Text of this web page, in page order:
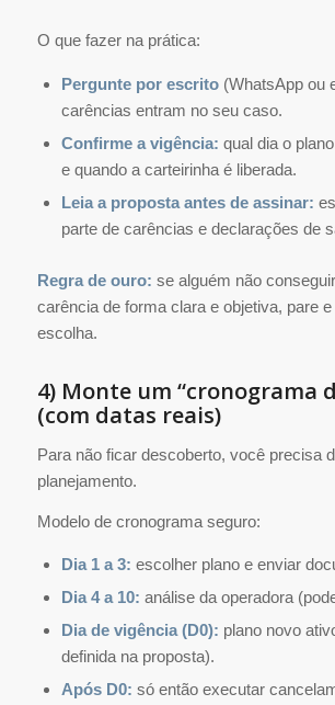
O que fazer na prática:
Pergunte por escrito(WhatsApp ou
carências entram no seu caso.
Confirme a vigência: qual dia o
e quando a carteirinha é liberada.
Leia a proposta antes de assinar:
parte de carências e declarações de
Regra de ouro: se alguém não
carência de forma clara e objetiva, pare
escolha.
4) Monte um “cronograma
(com datas reais)
Para não ficar descoberto, você precisa
planejamento.
Modelo de cronograma seguro:
Dia 1 a 3: escolher plano e enviar
Dia 4 a 10: análise da operadora
Dia de vigência (D0): plano novo
definida na proposta).
Após D0: só então executar